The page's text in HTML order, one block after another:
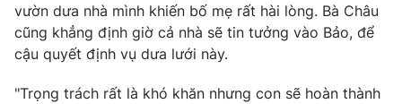
vườn dưa nhà mình khiến bố mẹ rất hài lòng. Bà Châu
cũng khẳng định giờ cả nhà sẽ tin tưởng vào Bảo, để
cậu quyết định vụ dưa lưới này.
"Trọng trách rất là khó khăn nhưng con sẽ hoàn thành